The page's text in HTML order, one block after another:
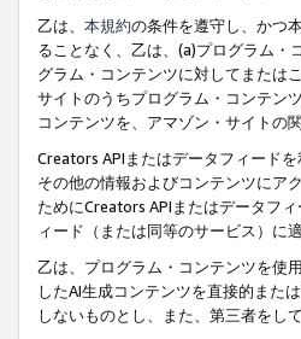
乙は、 本規約の条件を遵守し、かつ
ることなく、乙は、(a)プログラム・
グラム・コンテンツに対してまたは
サイトのうちプログラム・コンテン
コンテンツを、アマゾン・サイトの
Creators APIまたはデータフィード
その他の情報およびコンテンツにア
ためにCreators APIまたはデータフ
ィード（または同等のサービス）に
乙は、プログラム・コンテンツを使
したAI生成コンテンツを直接的また
しないものとし、また、第三者をし